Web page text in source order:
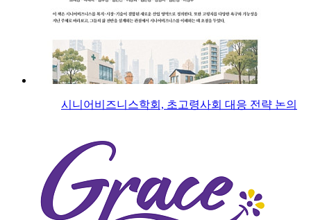
시니어비즈니스학회, 초고령사회 대응 전략 논의